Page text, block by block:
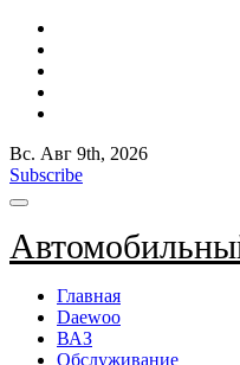
Вс. Авг 9th, 2026
Subscribe
Главная
Daewoo
ВАЗ
Обслуживание